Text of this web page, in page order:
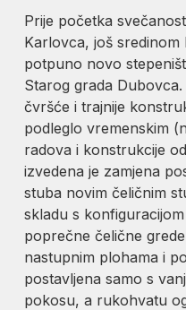
Prije početka
Karlovca, još
potpuno novo
Starog grada
čvršće i trajnije
podleglo vremenskim
radova i konstrukcije
izvedena je zamjena
stuba novim čeličnim
skladu s
poprečne čelične
nastupnim plohama i
postavljena samo s
pokosu, a rukohvatu